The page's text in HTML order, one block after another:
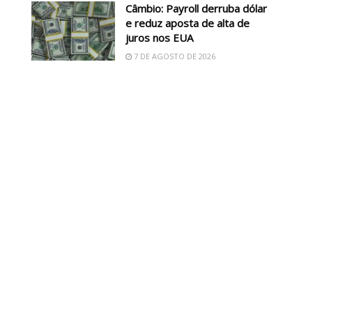
Câmbio: Payroll derruba dólar
e reduz aposta de alta de
juros nos EUA
7 DE AGOSTO DE 2026